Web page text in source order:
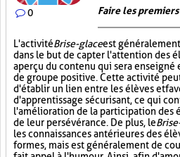
0 Faire les premiers
L'activitéBrise-glaceest
dans le but de capter l'attention des
aperçu du contenu qui sera enseigné
de groupe positive. Cette activité
d'établir un lien entre les élèves et
d'apprentissage sécurisant, ce qui
l'amélioration de la participation des
de leur persévérance. De plus, le
les connaissances antérieures des
formes, mais est généralement de